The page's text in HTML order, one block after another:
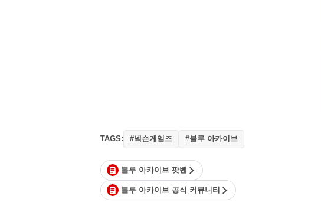
TAGS: #넥슨게임즈 #블루 아카이브
블루 아카이브 팟벤
블루 아카이브 공식 커뮤니티